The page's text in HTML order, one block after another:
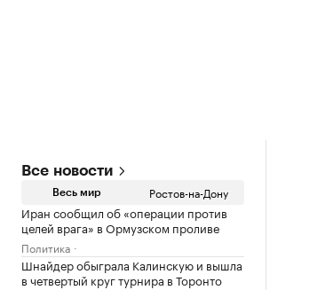
Все новости
Весь мир Ростов-на-Дону
Иран сообщил об «операции против
целей врага» в Ормузском проливе
Политика
Шнайдер обыграла Калинскую и вышла
в четвертый круг турнира в Торонто